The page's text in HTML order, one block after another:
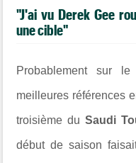
"J'ai vu Derek Gee
une cible"
Probablement sur
meilleures références
troisième du Saudi
début de saison